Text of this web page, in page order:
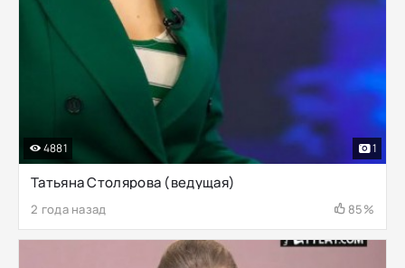
Татьяна Столярова (ведущая)
2 года назад 85%
4881 1